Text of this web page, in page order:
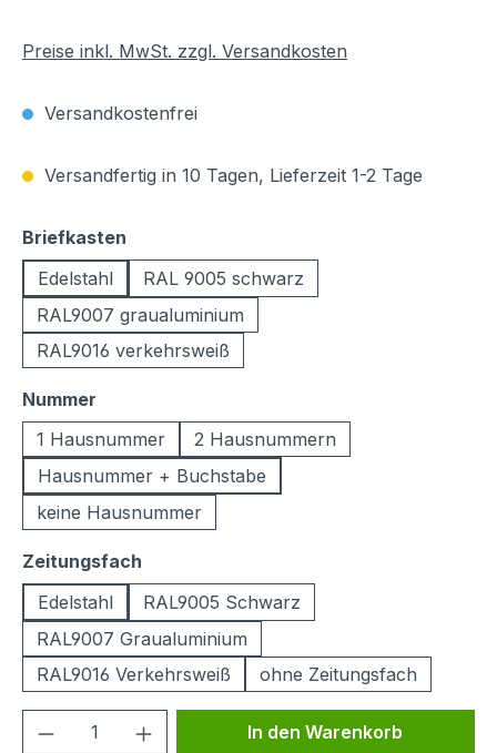
Preise inkl. MwSt. zzgl. Versandkosten
Versandkostenfrei
Versandfertig in 10 Tagen, Lieferzeit 1-2 Tage
Briefkasten
Edelstahl
RAL 9005 schwarz
RAL9007 graualuminium
RAL9016 verkehrsweiß
Nummer
1 Hausnummer
2 Hausnummern
Hausnummer + Buchstabe
keine Hausnummer
Zeitungsfach
Edelstahl
RAL9005 Schwarz
RAL9007 Graualuminium
RAL9016 Verkehrsweiß
ohne Zeitungsfach
Produkt Anzahl: Gib denIn den Warenkorb